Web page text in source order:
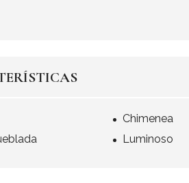
Chimenea
Luminoso